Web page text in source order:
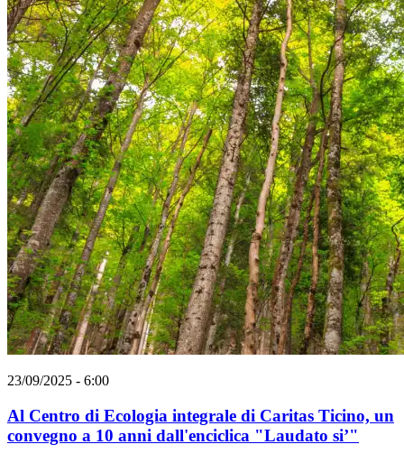
23/09/2025 - 6:00
Al Centro di Ecologia integrale di Caritas Ticino, un
convegno a 10 anni dall'enciclica "Laudato si’"